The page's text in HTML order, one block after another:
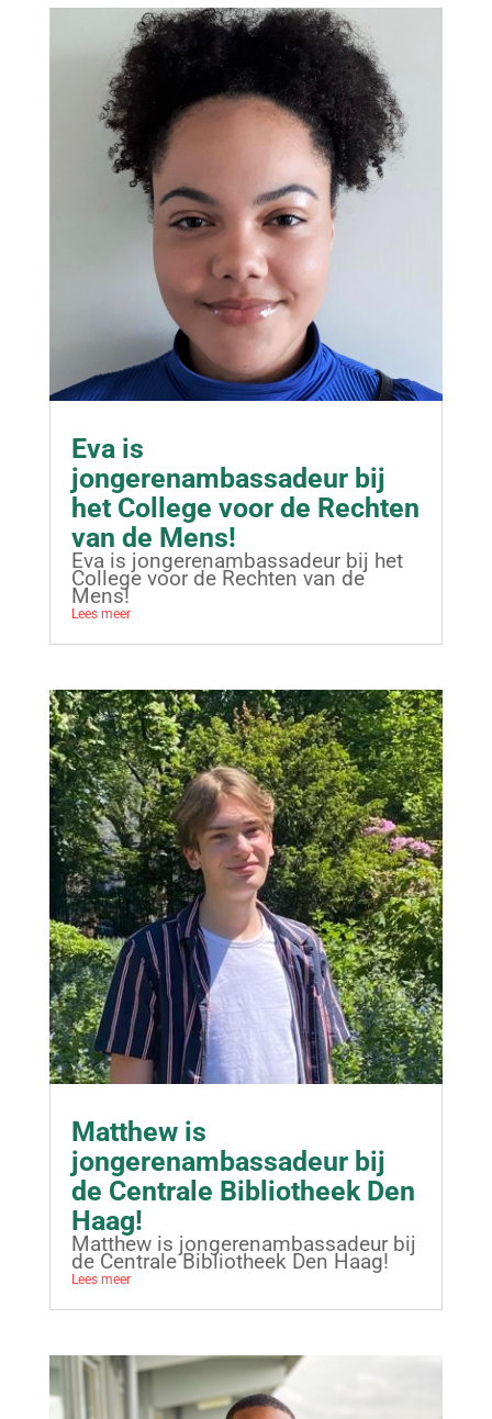
Eva is
jongerenambassadeur bij
het College voor de Rechten
van de Mens!
Eva is jongerenambassadeur bij het
College voor de Rechten van de
Mens!
Lees meer
Matthew is
jongerenambassadeur bij
de Centrale Bibliotheek Den
Haag!
Matthew is jongerenambassadeur bij
de Centrale Bibliotheek Den Haag!
Lees meer